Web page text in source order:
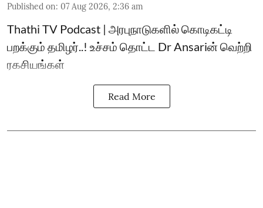
Published on: 07 Aug 2026, 2:36 am
Thathi TV Podcast | அரபுநாடுகளில் கொடிகட்டி
பறக்கும் தமிழர்..! உச்சம் தொட்ட Dr Ansariன் வெற்றி
ரகசியங்கள்
Read More